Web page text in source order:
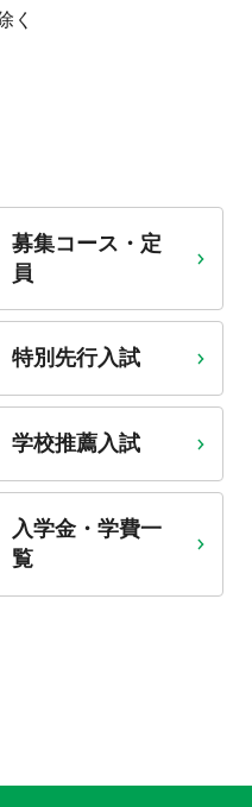
く
募集コース・定
員
特別先行入試
学校推薦入試
入学金・学費一
覧